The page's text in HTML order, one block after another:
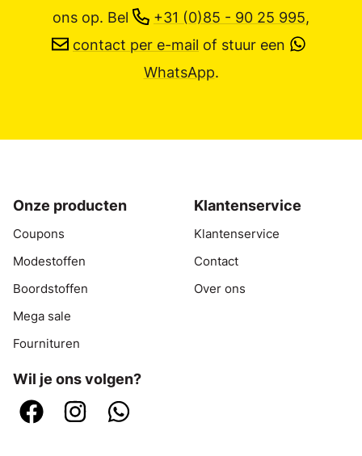
ons op. Bel +31 (0)85 - 90 25 995,
contact per e-mail of stuur een
WhatsApp.
Onze producten
Coupons
Modestoffen
Boordstoffen
Mega sale
Fournituren
Klantenservice
Klantenservice
Contact
Over ons
Wil je ons volgen?